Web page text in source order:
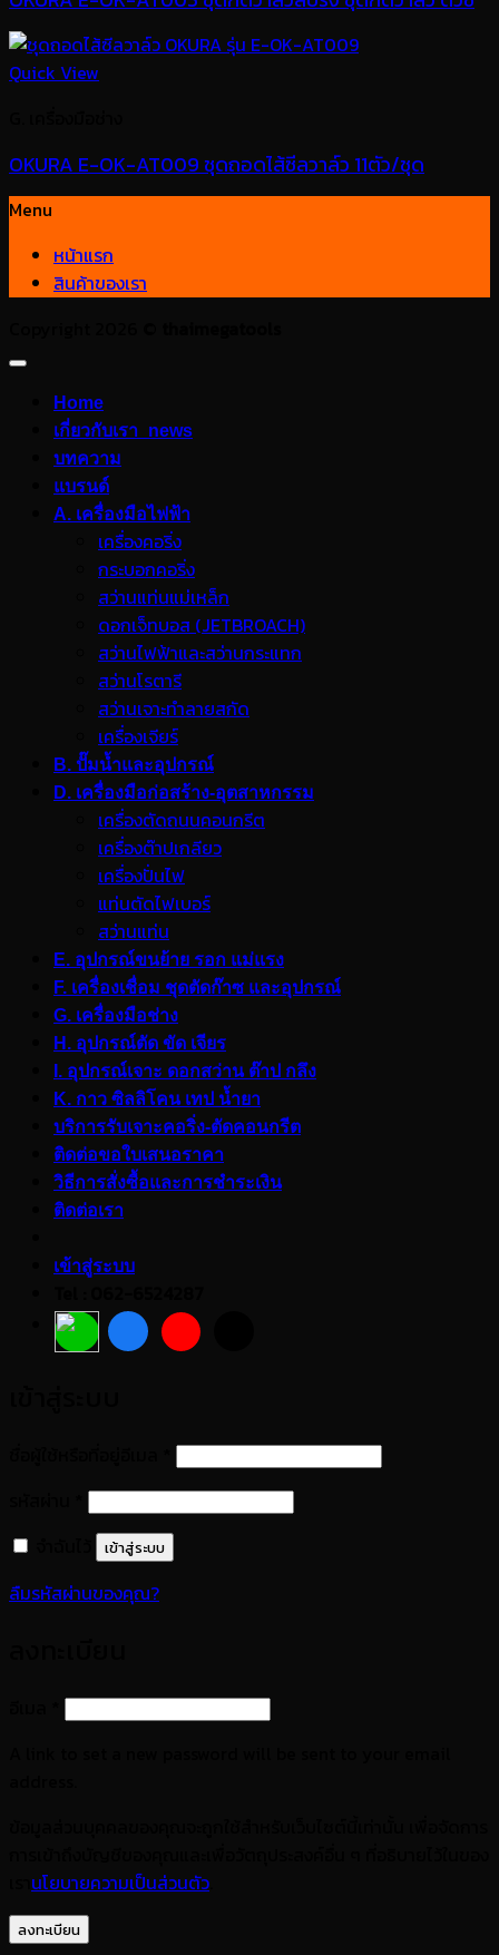
Quick View
OKURA E-OK-AT009 ชุดถอดไส้ซีลวาล์ว 11ตัว/ชุด
Menu
หน้าแรก
สินค้าของเรา
Home
เกี่ยวกับเรา_news
บทความ
แบรนด์
A. เครื่องมือไฟฟ้า
เครื่องคอริ่ง
กระบอกคอริ่ง
สว่านแท่นแม่เหล็ก
ดอกเจ็ทบอส (JETBROACH)
สว่านไฟฟ้าและสว่านกระแทก
สว่านโรตารี
สว่านเจาะทำลายสกัด
เครื่องเจียร์
B. ปั๊มน้ำและอุปกรณ์
D. เครื่องมือก่อสร้าง-อุตสาหกรรม
เครื่องตัดถนนคอนกรีต
เครื่องต๊าปเกลียว
เครื่องปั่นไฟ
แท่นตัดไฟเบอร์
สว่านแท่น
E. อุปกรณ์ขนย้าย รอก แม่แรง
F. เครื่องเชื่อม ชุดตัดก๊าซ และอุปกรณ์
G. เครื่องมือช่าง
H. อุปกรณ์ตัด ขัด เจียร
I. อุปกรณ์เจาะ ดอกสว่าน ต๊าป กลึง
K. กาว ซิลลิโคน เทป น้ำยา
บริการรับเจาะคอริ่ง-ตัดคอนกรีต
ติดต่อขอใบเสนอราคา
วิธีการสั่งซื้อและการชำระเงิน
ติดต่อเรา
เข้าสู่ระบบ
ต้องการ
ต้องการ
เข้าสู่ระบบ
ลืมรหัสผ่านของคุณ?
ต้องการ
นโยบายความเป็นส่วนตัว
ลงทะเบียน